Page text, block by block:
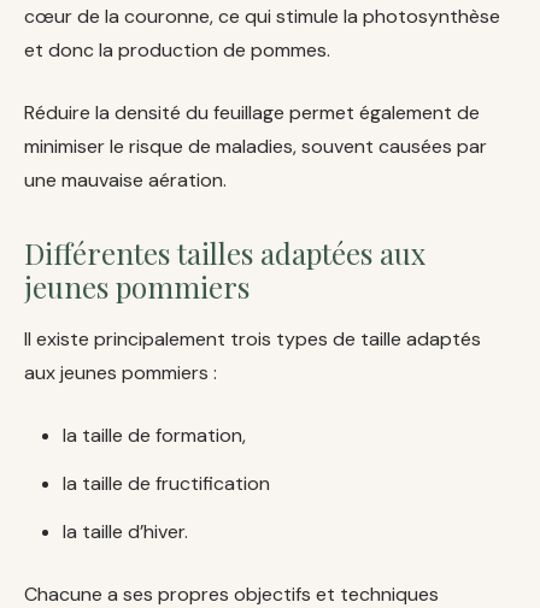
cœur de la couronne, ce qui stimule la photosynthèse
et donc la production de pommes.
Réduire la densité du feuillage permet également de
minimiser le risque de maladies, souvent causées par
une mauvaise aération.
Différentes tailles adaptées aux
jeunes pommiers
Il existe principalement trois types de taille adaptés
aux jeunes pommiers :
la taille de formation,
la taille de fructification
la taille d’hiver.
Chacune a ses propres objectifs et techniques